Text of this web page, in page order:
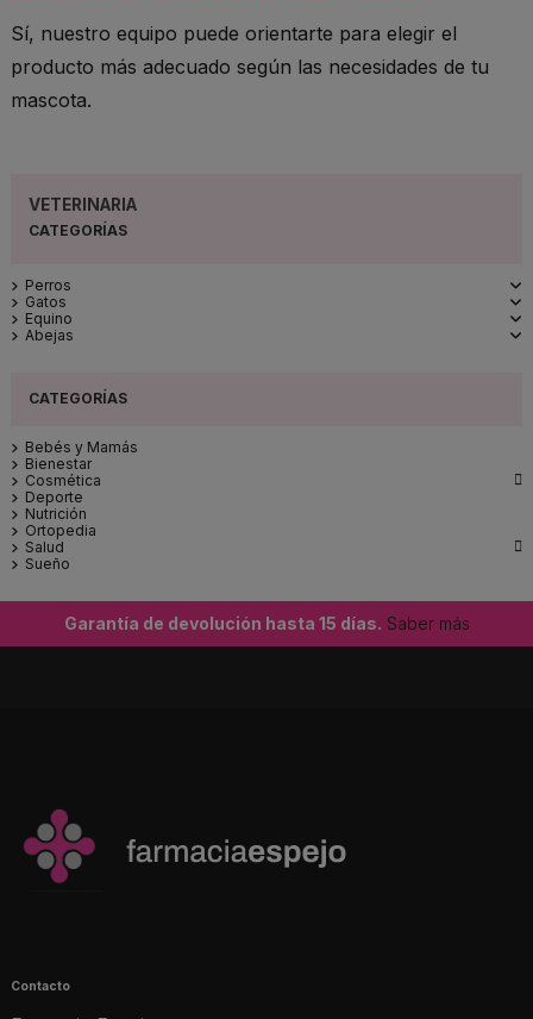
Sí, nuestro equipo puede orientarte para elegir el
producto más adecuado según las necesidades de tu
mascota.
VETERINARIA
Perros
Gatos
Equino
Abejas
Bebés y Mamás
Bienestar
Cosmética

Deporte
Nutrición
Ortopedia
Salud

Sueño
Garantía de devolución hasta 15 días. Saber más
Contacto